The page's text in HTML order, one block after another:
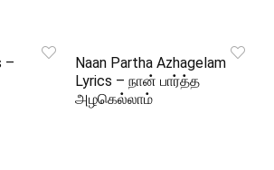
–
Naan Partha Azhagelam
Lyrics – நான் பார்த்த
அழகெல்லாம்